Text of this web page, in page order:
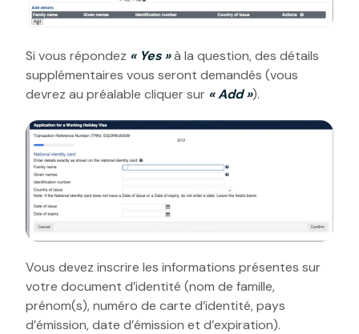
Si vous répondez « Yes »à la question, des détails
supplémentaires vous seront demandés (vous
devrez au préalable cliquer sur « Add »).
Vous devez inscrire les informations présentes sur
votre document d’identité (nom de famille,
prénom(s), numéro de carte d’identité, pays
d’émission, date d’émission et d’expiration).